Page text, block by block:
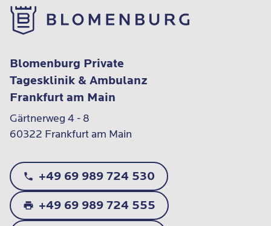
Blomenburg Private
Tagesklinik & Ambulanz
Frankfurt am Main
Gärtnerweg 4 - 8
60322 Frankfurt am Main
+49 69 989 724 530
+49 69 989 724 555